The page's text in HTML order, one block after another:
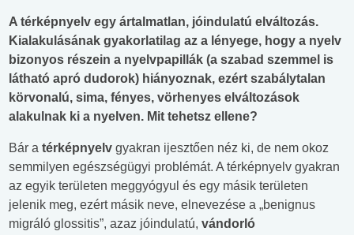
A térképnyelv egy ártalmatlan, jóindulatú elváltozás.
Kialakulásának gyakorlatilag az a lényege, hogy a nyelv
bizonyos részein a nyelvpapillák (a szabad szemmel is
látható apró dudorok) hiányoznak, ezért szabálytalan
körvonalú, sima, fényes, vörhenyes elváltozások
alakulnak ki a nyelven. Mit tehetsz ellene?
Bár a térképnyelv gyakran ijesztően néz ki, de nem okoz
semmilyen egészségügyi problémát. A térképnyelv gyakran
az egyik területen meggyógyul és egy másik területen
jelenik meg, ezért másik neve, elnevezése a „benignus
migráló glossitis”, azaz jóindulatú, vándorló